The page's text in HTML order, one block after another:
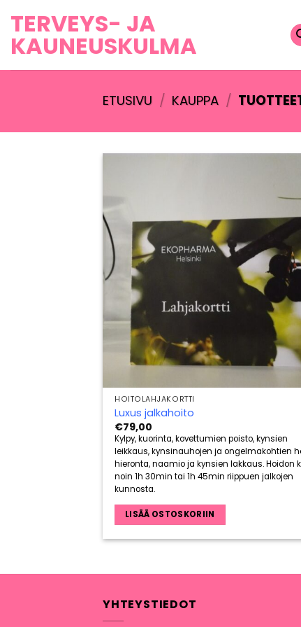
content
TERVEYS- JA
KAUNEUSKULMA
ETUSIVU / KAUPPA /
HOITOLAHJAKORTTI
Luxus jalkahoito
€79,00
Kylpy, kuorinta, kovettumien poisto, kynsien
leikkaus, kynsinauhojen ja ongelmakohtien
hieronta, naamio ja kynsien lakkaus. Hoidon
noin 1h 30min tai 1h 45min riippuen jalkojen
kunnosta.
LISÄÄ OSTOSKORIIN
YHTEYSTIEDOT